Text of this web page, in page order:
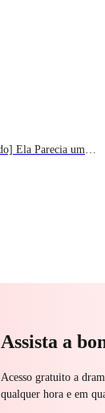
[Dublado] Ela Parecia um Anjo
Assista a
Acesso gratuito a
qualquer hora e em